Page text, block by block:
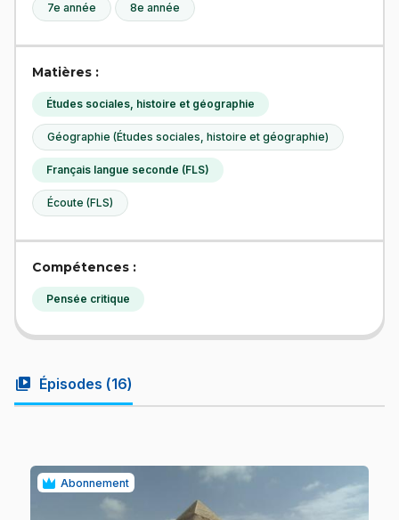
7e année 8e année
Matières :
Études sociales, histoire et géographie
Géographie (Études sociales, histoire et géographie)
Français langue seconde (FLS)
Écoute (FLS)
Compétences :
Pensée critique
video_library Épisodes (16)
Abonnement